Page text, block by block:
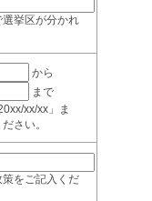
挙区が分かれ
から
まで
xx/xx」ま
さい。
をご記入くだ